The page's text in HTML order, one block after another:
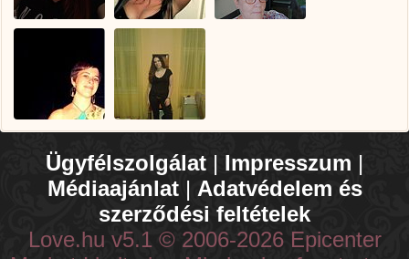
Ügyfélszolgálat | Impresszum |
Médiaajánlat| Adatvédelem és
szerződési feltételek
Love.hu v5.1 © 2006-2026 Epicenter